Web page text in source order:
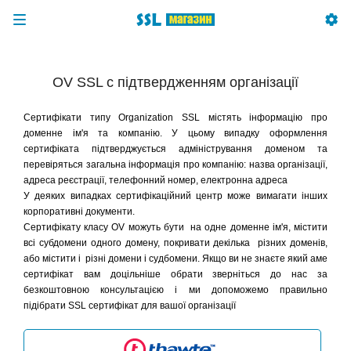
OV SSL с підтвердженням організації
Сертифікати типу Organization SSL містять інформацію про
доменне ім'я та компанію. У цьому випадку оформлення
сертифіката підтверджується адміністрування доменом та
перевіряться загальна інформація про компанію: назва організації,
адреса реєстрації, телефонний номер, електронна адреса
У деяких випадках сертифікаційний центр може вимагати інших
корпоративні документи.
Сертифікату класу OV можуть бути на одне доменне ім'я, містити
всі субдомени одного домену, покривати декілька різних доменів,
або містити і різні домени і судбомени. Якщо ви не знаєте який аме
сертифікат вам доцільніше обрати зверніться до нас за
безкоштовною консультацією і ми допоможемо правильно
підібрати SSL сертифікат для вашої організації